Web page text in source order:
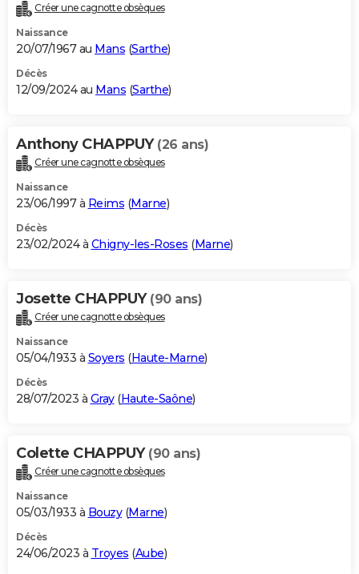
Créer une cagnotte obsèques
Naissance
20/07/1967 au Mans (Sarthe)
Décès
12/09/2024 au Mans (Sarthe)
Anthony CHAPPUY (26 ans)
Créer une cagnotte obsèques
Naissance
23/06/1997 à Reims (Marne)
Décès
23/02/2024 à Chigny-les-Roses (Marne)
Josette CHAPPUY (90 ans)
Créer une cagnotte obsèques
Naissance
05/04/1933 à Soyers (Haute-Marne)
Décès
28/07/2023 à Gray(Haute-Saône)
Colette CHAPPUY (90 ans)
Créer une cagnotte obsèques
Naissance
05/03/1933 à Bouzy(Marne)
Décès
24/06/2023 à Troyes (Aube)